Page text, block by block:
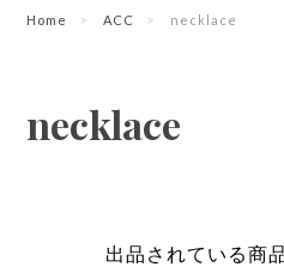
Home ACC necklace
necklace
出品されている商